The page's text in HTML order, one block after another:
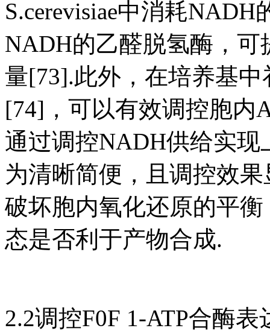
S.cerevisiae中消耗
NADH的乙醛脱氢酶，
量[73].此外，在培养基
[74]，可以有效调控胞内
通过调控NADH供给实现
为清晰简便，且调控效
破坏胞内氧化还原的平
态是否利于产物合成.
2.2调控F0F 1-ATP合酶表